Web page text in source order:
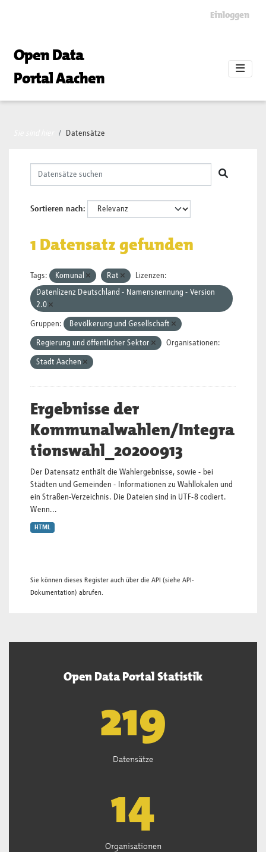
Einloggen
Open Data
Portal Aachen
Datensätze
Sortieren nach
1 Datensatz gefunden
Tags: Komunal Rat
Lizenzen:
Datenlizenz Deutschland - Namensnennung - Version
2.0
Gruppen: Bevölkerung und Gesellschaft
Regierung und öffentlicher Sektor Organisationen:
Stadt Aachen
Ergebnisse der
Kommunalwahlen/Integra
tionswahl_20200913
Der Datensatz enthält die Wahlergebnisse, sowie - bei
Städten und Gemeinden - Informationen zu Wahllokalen und
ein Straßen-Verzeichnis. Die Dateien sind in UTF-8 codiert.
Wenn...
HTML
Sie können dieses Register auch über die API (siehe API-
Dokumentation) abrufen.
Open Data Portal Statistik
221
Datensätze
15
Organisationen